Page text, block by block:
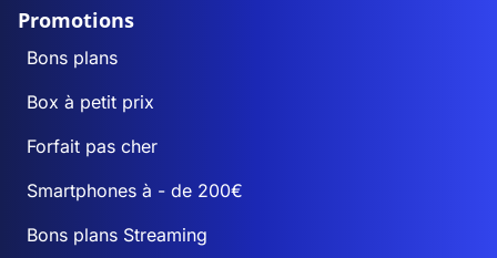
Promotions
Bons plans
Box à petit prix
Forfait pas cher
Smartphones à - de 200€
Bons plans Streaming